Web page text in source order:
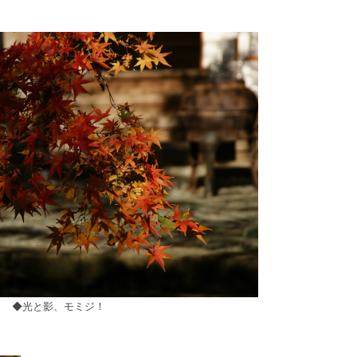
◆光と影、モミジ！